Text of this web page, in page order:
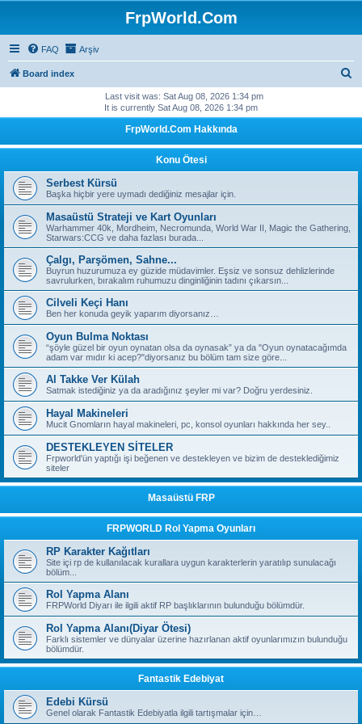
FrpWorld.Com
FAQ Arşiv
Board index
c
h
Last visit was: Sat Aug 08, 2026 1:34 pm
It is currently Sat Aug 08, 2026 1:34 pm
FrpWorld.Com Hakkında
Konu Ötesi
Serbest Kürsü
Başka hiçbir yere uymadı dediğiniz mesajlar için.
Masaüstü Strateji ve Kart Oyunları
Warhammer 40k, Mordheim, Necromunda, World War II, Magic the Gathering,
Starwars:CCG ve daha fazlası burada...
Çalgı, Parşömen, Sahne...
Buyrun huzurumuza ey güzide müdavimler. Eşsiz ve sonsuz dehlizlerinde
savrulurken, bırakalım ruhumuzu dinginliğinin tadını çıkarsın...
Cilveli Keçi Hanı
Ben her konuda geyik yaparım diyorsanız…
Oyun Bulma Noktası
“şöyle güzel bir oyun oynatan olsa da oynasak” ya da "Oyun oynatacağımda
adam var mıdır ki acep?"diyorsanız bu bölüm tam size göre...
Al Takke Ver Külah
Satmak istediğiniz ya da aradığınız şeyler mi var? Doğru yerdesiniz.
Hayal Makineleri
Mucit Gnomların hayal makineleri, pc, konsol oyunları hakkında her sey..
DESTEKLEYEN SİTELER
Frpworld'ün yaptığı işi beğenen ve destekleyen ve bizim de desteklediğimiz
siteler
Masaüstü FRP
FRPWORLD Rol Yapma Oyunları
RP Karakter Kağıtları
Site içi rp de kullanılacak kurallara uygun karakterlerin yaratılıp sunulacağı
bölüm...
Rol Yapma Alanı
FRPWorld Diyarı ile ilgili aktif RP başlıklarının bulunduğu bölümdür.
Rol Yapma Alanı(Diyar Ötesi)
Farklı sistemler ve dünyalar üzerine hazırlanan aktif oyunlarımızın bulunduğu
bölümdür.
Fantastik Edebiyat
Edebi Kürsü
Genel olarak Fantastik Edebiyatla ilgili tartışmalar için…